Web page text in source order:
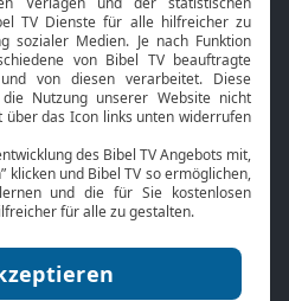
Nächster Gottesdienst
Service
Kontakt
TV-Empfang